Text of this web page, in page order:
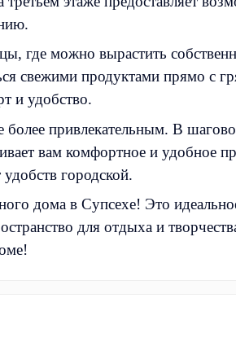
где можно вырастить
свежими продуктами прямо с
и удобство.
более привлекательным. В
вам комфортное и удобное
городской.
дома в Супсехе! Это
для отдыха и